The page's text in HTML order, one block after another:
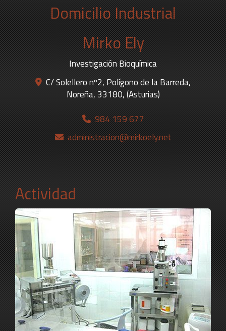
Domicilio Industrial
Mirko Ely
Investigación Bioquímica
C/ Solellero nº2, Polígono de la Barreda,
Noreña,33180,(Asturias)
984 159 677
administracion
mirkoely.net
Actividad